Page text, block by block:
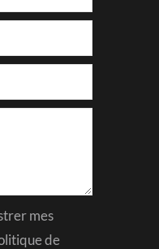
mes
de